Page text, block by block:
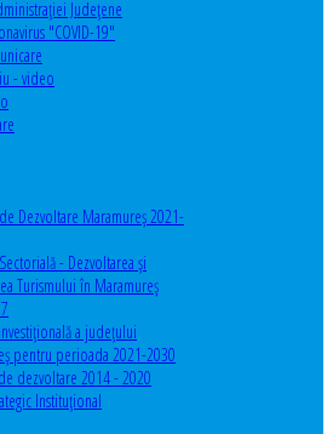
Judeţene
"COVID-19"
- video
Dezvoltare Maramureș 2021-
- Dezvoltarea și
Turismului în Maramureș
a județului
pentru perioada 2021-2030
dezvoltare 2014 - 2020
Instituţional